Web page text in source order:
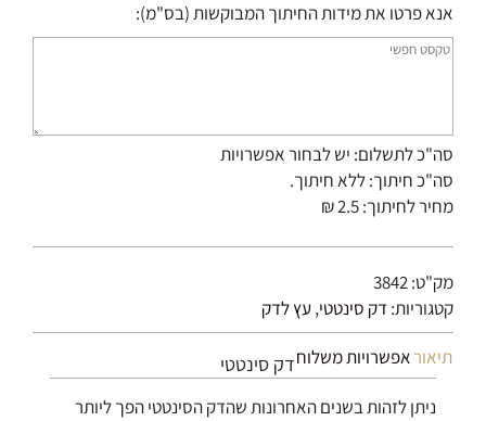
-
אנא פרטו את מידות החיתוך המבוקשות (בס"מ):
סה"כ לתשלום: יש לבחור אפשרויות
סה"כ חיתוך:ללא חיתוך.
מחיר לחיתוך: 2.5 ₪
מק"ט:3842
קטגוריות:דק סינטטי,עץ לדק
תיאוראפשרויות משלוחדק סינטטי
ניתן לזהות בשנים האחרונות שהדק הסינטטי הפך ליותר